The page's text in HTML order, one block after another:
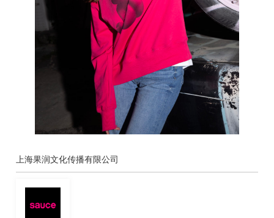
上海果润文化传播有限公司